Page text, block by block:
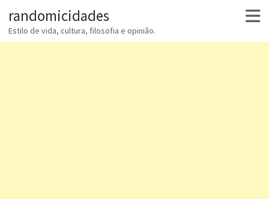
randomicidades
Estilo de vida, cultura, filosofia e opinião.